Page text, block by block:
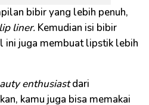
bibir yang lebih penuh,
lip liner. Kemudian isi bibir
ini juga membuat lipstik lebih
enthusiastdari
kamu juga bisa memakai